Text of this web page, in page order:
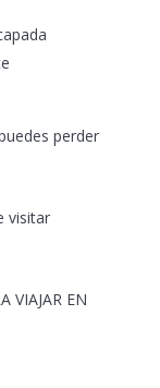
perder
visitar
VIAJAR EN